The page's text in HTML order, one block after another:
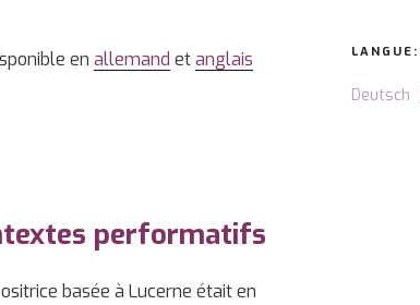
en allemand etanglais
performatifs
basée à Lucerne était en
LANGUE:
Deutsch